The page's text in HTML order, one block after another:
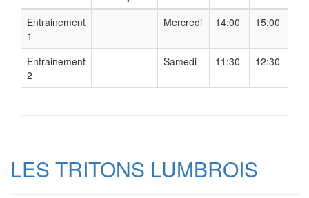
Entrainement
1
Mercredi 14:00 15:00
Entrainement
2
Samedi 11:30 12:30
LES TRITONS LUMBROIS